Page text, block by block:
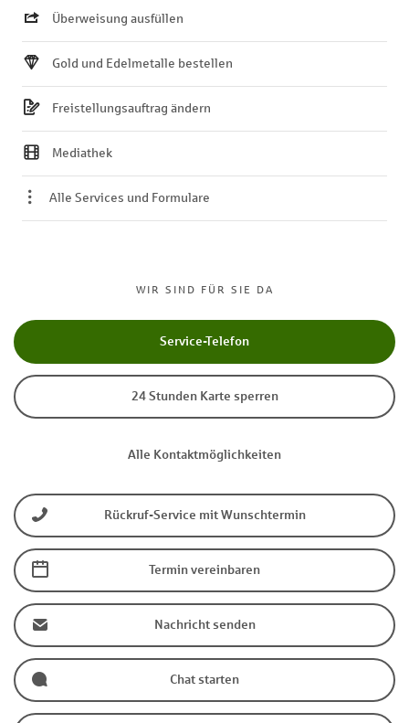
WIR SIND FÜR SIE DA
Service-Telefon
24 Stunden Karte sperren
Alle Kontaktmöglichkeiten
Rückruf-Service mit Wunschtermin
Termin vereinbaren
Nachricht senden
Chat starten
Überweisung ausfüllen
Gold und Edelmetalle bestellen
Freistellungsauftrag ändern
Mediathek
Alle Services und Formulare